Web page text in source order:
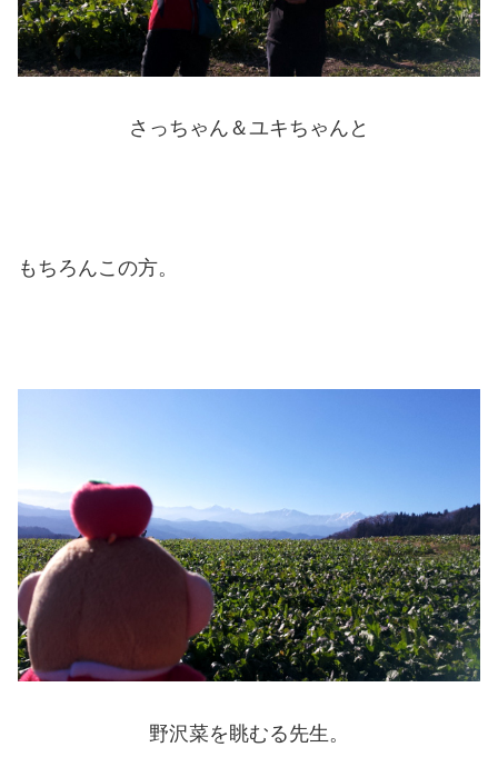
さっちゃん＆ユキちゃんと
もちろんこの方。
野沢菜を眺むる先生。